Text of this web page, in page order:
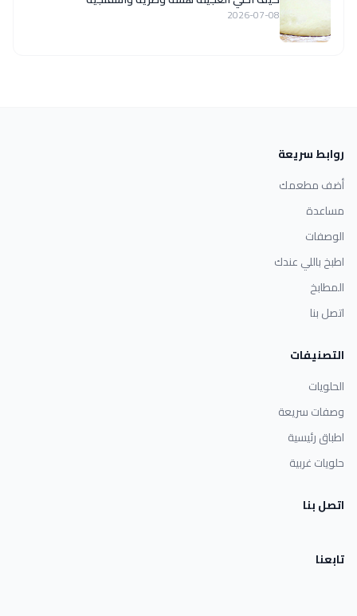
2026-07-08
روابط سريعة
أضف مطعمك
مساعدة
الوصفات
اطبخ باللي عندك
المطابخ
اتصل بنا
التصنيفات
الحلويات
وصفات سريعة
اطباق رئيسية
حلويات غربية
اتصل بنا
تابعنا